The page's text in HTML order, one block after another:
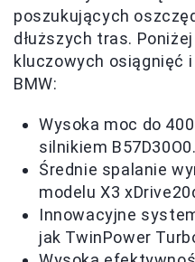
poszukujących
dłuższych tras.
kluczowych osiągnięć
BMW:
Wysoka moc do
silnikiem B57D30O0.
Średnie spalanie
modelu X3
Innowacyjne
jak TwinPower